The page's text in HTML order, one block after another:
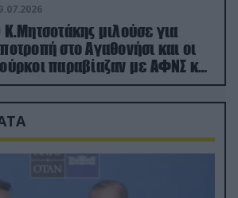
Κ.Μητσοτάκης μιλούσε για
στο Αγαθονήσι και οι
παραβίαζαν με ΑΦΝΣ και